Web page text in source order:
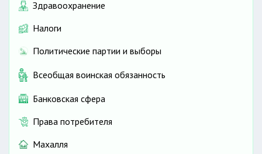
Здравоохранение
Налоги
Политические партии и выборы
Всеобщая воинская обязанность
Банковская сфера
Права потребителя
Махалля